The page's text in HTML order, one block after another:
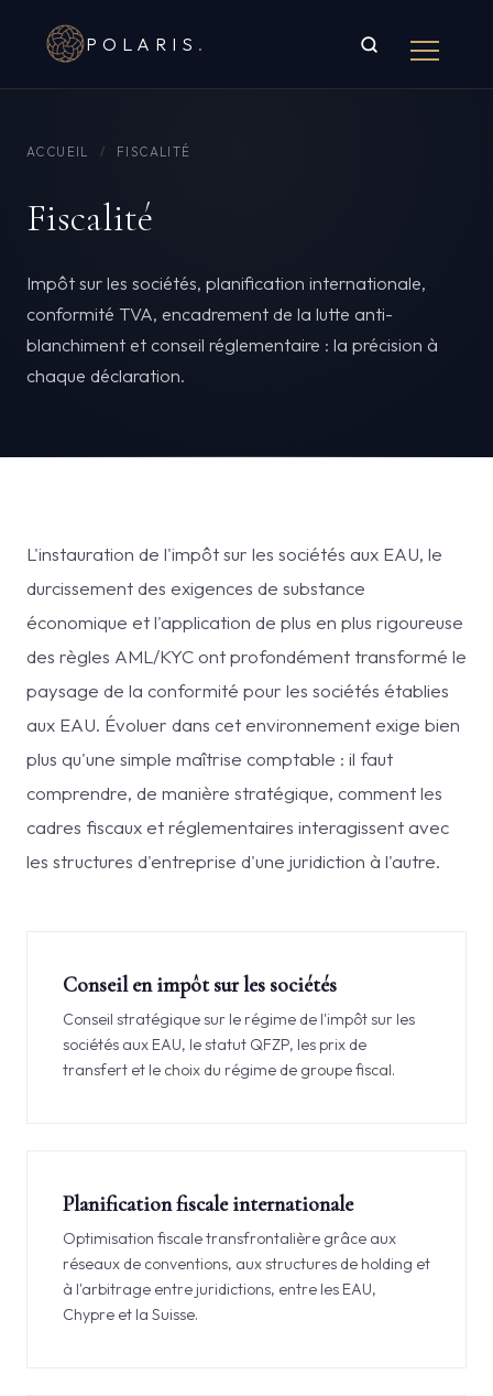
POLARIS .
ACCUEIL / FISCALITÉ
Fiscalité
Impôt sur les sociétés, planification internationale,
conformité TVA, encadrement de la lutte anti-
blanchiment et conseil réglementaire : la précision à
chaque déclaration.
L'instauration de l'impôt sur les sociétés aux EAU, le
durcissement des exigences de substance
économique et l'application de plus en plus rigoureuse
des règles AML/KYC ont profondément transformé le
paysage de la conformité pour les sociétés établies
aux EAU. Évoluer dans cet environnement exige bien
plus qu'une simple maîtrise comptable : il faut
comprendre, de manière stratégique, comment les
cadres fiscaux et réglementaires interagissent avec
les structures d'entreprise d'une juridiction à l'autre.
Conseil en impôt sur les sociétés
Conseil stratégique sur le régime de l'impôt sur les
sociétés aux EAU, le statut QFZP, les prix de
transfert et le choix du régime de groupe fiscal.
Planification fiscale internationale
Optimisation fiscale transfrontalière grâce aux
réseaux de conventions, aux structures de holding et
à l'arbitrage entre juridictions, entre les EAU,
Chypre et la Suisse.